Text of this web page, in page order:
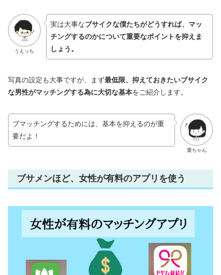
うえっち
実は大事なブサイクな僕たちがどうすれば、マッ
チングするのかについて重要なポイントを抑えま
しょう。
写真の設定も大事ですが、まず最低限、抑えておきたいブサイク
な男性がマッチングする為に大切な基本をご紹介します。
愛ちゃん
ブマッチングするためには、基本を抑えるのが重
要だよ！
ブサメンほど、女性が有料のアプリを使う